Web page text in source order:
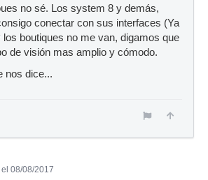
no sé. Los system 8 y demás,
conectar con sus interfaces (Ya
los boutiques no me van, digamos que
de visión mas amplio y cómodo.
nos dice...
el 08/08/2017